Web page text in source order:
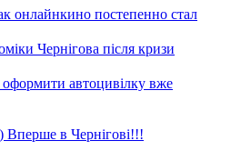
онлайнкино постепенно стал
Чернігова після кризи
автоцивілку вже
Вперше в Чернігові!!!